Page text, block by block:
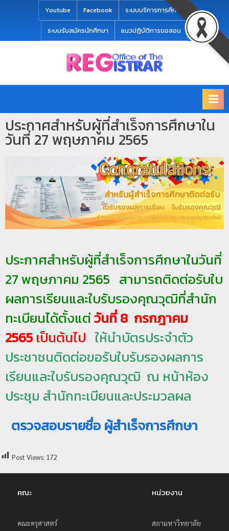
Youtube Facebook ระบบบริการการศึกษา
ระบบรับสมัครนักศึกษา แนวปฏิบัติการขอสอบ
นั
ท
ะ
บี
ย
น
แ
ล
ะ
ร
ม
ว
ล
ผ
ล
ม
า
วิ
ย
ย
า
ภั
the
mai
Rajabhat
ประกาศสำหรับผู้ที่สำเร็จการศึกษาใน
วันที่ 27 พฤษภาคม 2565
ประกาศสำหรับผู้ที่สำเร็จการศึกษาในวันที่
27 พฤษภาคม 2565 สามารถติดต่อรับใบ
ผลการเรียนและใบรับรองคุณวุฒิที่สำนัก
ทะเบียนได้ตั้งแต่วันที่ 8 กรกฎาคม
2565 เป็นต้นไป ให้นำบัตรประจำตัว
ประชาชนติดต่อขอรับใบรับรองผลการ
เรียนและใบรับรองคุณวุฒิ ณ หน้าห้อง
ประชุม สำนักทะเบียนและประมวลผล
ตรวจสอบรายชื่อ ผู้สำเร็จการศึกษา
Post Views: 172
คณะ
คณะครุศาสตร์
หน่วยงาน
สภามหาวิทยาลัย
modal-check